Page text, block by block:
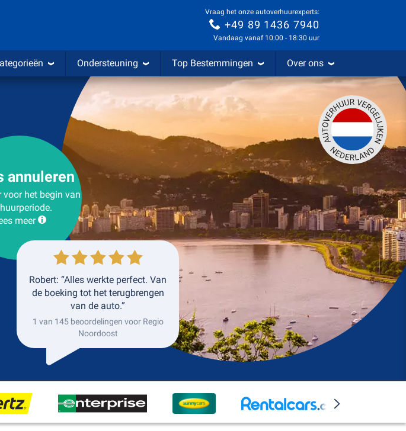
Vraag het onze autoverhuurexperts:
+49 89 1436 7940
Vandaag vanaf 10:00 - 18:30 uur
Ondersteuning Top Bestemmingen Over ons
Inleveren
annuleren
voor het begin van
meer
Robert: “Alles werkte perfect. Van
de boeking tot het terugbrengen
van de auto.”
1 van 145 beoordelingen voor Regio
Noordoost